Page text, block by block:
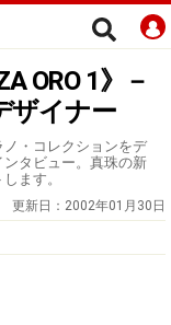
ORO 1》－
ザイナー
・コレクションをデ
タビュー。真珠の新
ます。
更新日： 2002年01月30日